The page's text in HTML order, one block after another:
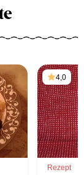
4,0
Rezept